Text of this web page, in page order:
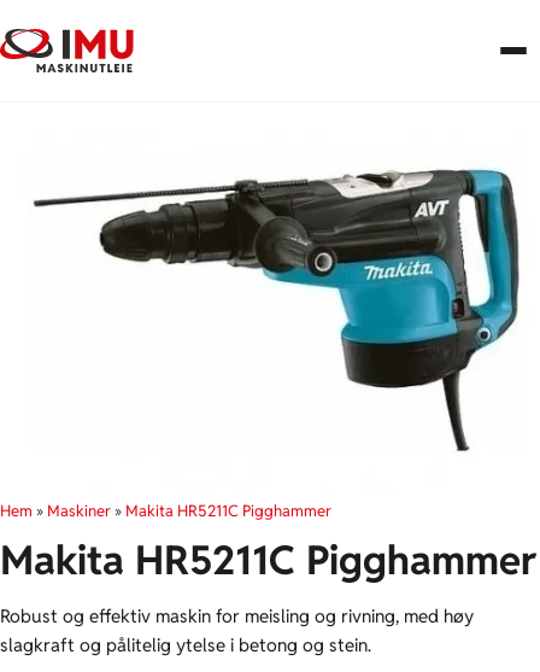
Hem » Maskiner» Makita HR5211C Pigghammer
Makita HR5211C Pigghammer
Robust og effektiv maskin for meisling og rivning, med høy
slagkraft og pålitelig ytelse i betong og stein.